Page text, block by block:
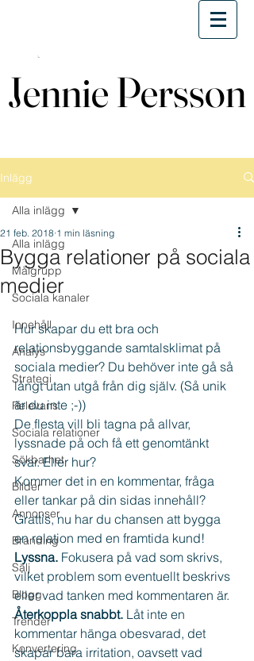
Jennie Persson
Jennie Persson
Inlägg
Alla inlägg
Målgrupp
Sociala kanaler
Innehåll
Analys
Strategi
Relevans
Sociala relationer
Sökbarhet
Bilder
Annonser
Branding
Sälj
Blogg
Trender
Konvertering
Alla inlägg
Bygga relationer på sociala
medier
21 feb. 2018 1 min läsning
Hur skapar du ett bra och
relationsbyggande samtalsklimat på
sociala medier? Du behöver inte gå så
långt utan utgå från dig själv. (Så unik
är du inte ;-))
De flesta vill bli tagna på allvar,
lyssnade på och få ett genomtänkt
svar. Eller hur?
Kommer det in en kommentar, fråga
eller tankar på din sidas innehåll?
Grattis, nu har du chansen att bygga
en relation med en framtida kund!
Lyssna. Fokusera på vad som skrivs,
vilket problem som eventuellt beskrivs
eller vad tanken med kommentaren är.
Återkoppla snabbt. Låt inte en
kommentar hänga obesvarad, det
skapar bara irritation, oavsett vad